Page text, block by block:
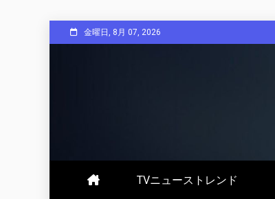
to
金曜日, 8月 07, 2026
TVニューストレンド